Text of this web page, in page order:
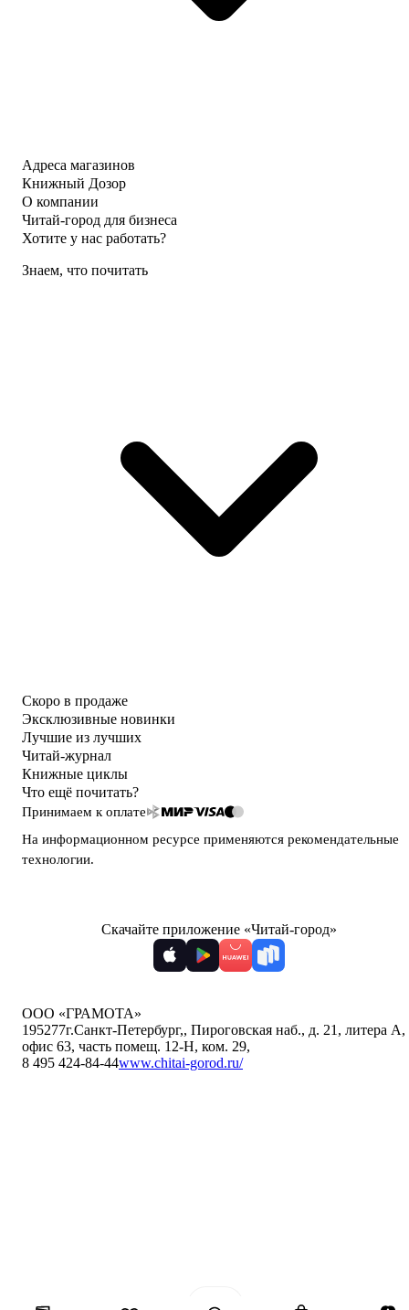
Адреса магазинов
Книжный Дозор
О компании
Читай-город для бизнеса
Хотите у нас работать?
Знаем, что почитать
Скоро в продаже
Эксклюзивные новинки
Лучшие из лучших
Читай-журнал
Книжные циклы
Что ещё почитать?
Принимаем к оплате
На информационном ресурсе применяются рекомендательные
технологии.
Скачайте приложение «Читай-город»
ООО «ГРАМОТА»
195277г.Санкт-Петербург,, Пироговская наб., д. 21, литера А,
офис 63, часть помещ. 12-Н, ком. 29,
8 495 424-84-44www.chitai-gorod.ru/